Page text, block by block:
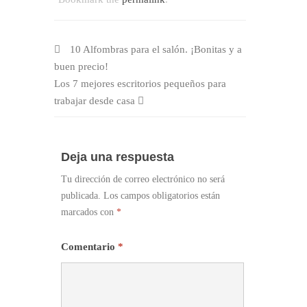
10 Alfombras para el salón. ¡Bonitas y a
buen precio!
Los 7 mejores escritorios pequeños para
trabajar desde casa
Deja una respuesta
Tu dirección de correo electrónico no será
publicada. Los campos obligatorios están
marcados con *
Comentario *